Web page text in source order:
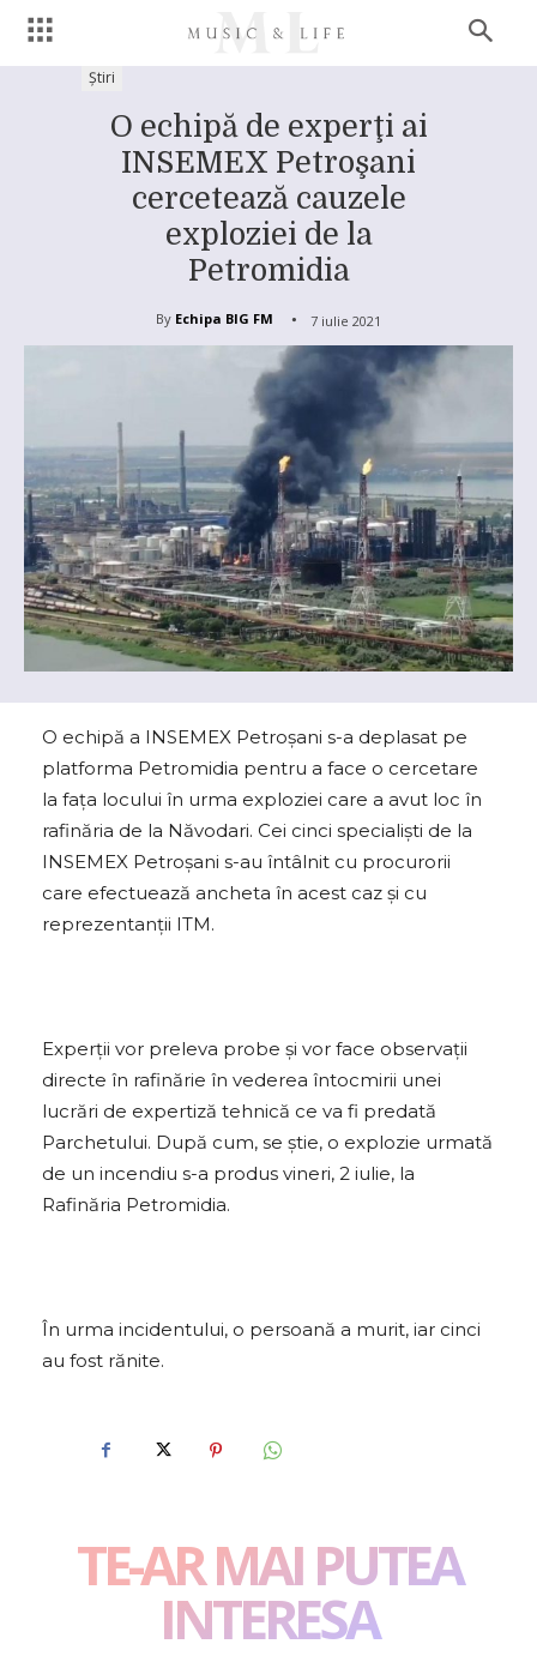
Știri
O echipă de experţi ai
INSEMEX Petroşani
cercetează cauzele
exploziei de la
Petromidia
By Echipa BIG FM 7 iulie 2021
O echipă a INSEMEX Petroşani s-a deplasat pe
platforma Petromidia pentru a face o cercetare
la faţa locului în urma exploziei care a avut loc în
rafinăria de la Năvodari. Cei cinci specialişti de la
INSEMEX Petroşani s-au întâlnit cu procurorii
care efectuează ancheta în acest caz şi cu
reprezentanţii ITM.
Experţii vor preleva probe şi vor face observaţii
directe în rafinărie în vederea întocmirii unei
lucrări de expertiză tehnică ce va fi predată
Parchetului. După cum, se ştie, o explozie urmată
de un incendiu s-a produs vineri, 2 iulie, la
Rafinăria Petromidia.
În urma incidentului, o persoană a murit, iar cinci
au fost rănite.
TE-AR MAI PUTEA
INTERESA